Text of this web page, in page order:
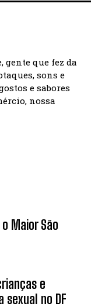
que fez da
sons e
e sabores
nossa
Maior São
e
no DF